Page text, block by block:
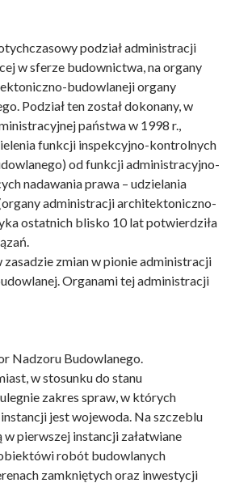
podział administracji
w sferze budownictwa, na organy
budowlaneji organy
Podział ten został dokonany, w
państwa w 1998 r.,
funkcji inspekcyjno-kontrolnych
od funkcji administracyjno-
nadawania prawa – udzielania
administracji architektoniczno-
ostatnich blisko 10 lat potwierdziła
zasadzie zmian w pionie administracji
Organami tej administracji
Nadzoru Budowlanego.
w stosunku do stanu
zakres spraw, w których
jest wojewoda. Na szczeblu
pierwszej instancji załatwiane
robót budowlanych
zamkniętych oraz inwestycji